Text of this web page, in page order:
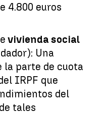
4.800 euros
vivienda social
Una
la parte de cuota
IRPF que
del
tales